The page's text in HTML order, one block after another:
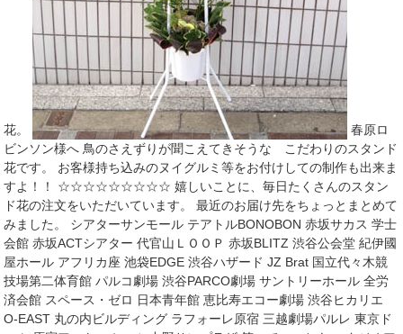
花。
春原ロ
ビンソン様へ 鳥のさえずりが聞こえてきそうな こだわりのスタンド
花です。 お客様持ち込みのヌイグルミ等をお付けしての制作も出来ま
すよ！！ ☆☆☆☆☆☆☆☆☆ 嬉しいことに、毎日たくさんのスタン
ド花の注文をいただいています。 最近のお届け先をちょっとまとめて
みました。 シアターサンモール テアトルBONOBON 赤坂サカス 学士
会館 赤坂ACTシアター 代官山ＬＯＯＰ 赤坂BLITZ 渋谷公会堂 紀伊國
屋ホール アフリカ座 池袋EDGE 渋谷ハザード JZ Brat 国立代々木競
技場第二体育館 パルコ劇場 渋谷PARCO劇場 サントリーホール 全労
済会館 スペース・ゼロ 日本青年館 恵比寿エコー劇場 渋谷ヒカリエ
O-EAST 丸の内ビルディング ラフォーレ原宿 三越劇場パルレ 東京ド